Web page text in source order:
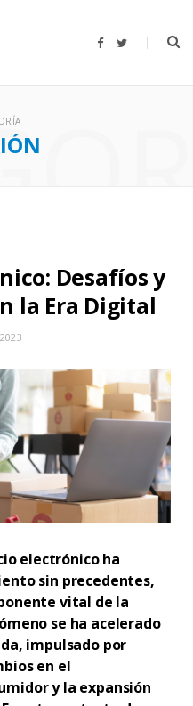
F
b
T
t
Desafíos y
la Era Digital
electrónico ha
sin precedentes,
vital de la
se ha acelerado
impulsado por
en el
y la expansión